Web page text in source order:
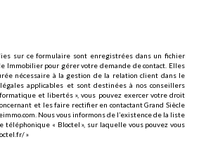
sur ce formulaire sont enregistrées dans un fichier
Immobilier pour gérer votre demande de contact. Elles
nécessaire à la gestion de la relation client dans le
applicables et sont destinées à nos conseillers
et libertés », vous pouvez exercer votre droit
et les faire rectifier en contactant Grand Siècle
Nous vous informons de l’existence de la liste
téléphonique « Bloctel », sur laquelle vous pouvez vous
»